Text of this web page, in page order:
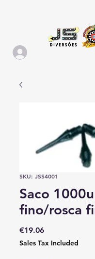
SKU: JSS4001
Saco
fino/rosca
€19.06Price
Sales Tax Included